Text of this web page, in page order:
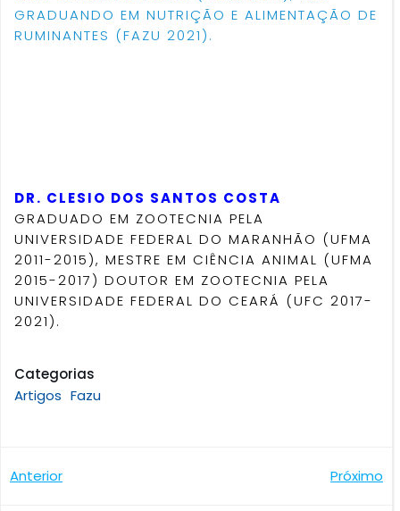
GRADUANDO EM NUTRIÇÃO E ALIMENTAÇÃO DE
RUMINANTES (FAZU 2021).
DR. CLESIO DOS SANTOS COSTA
GRADUADO EM ZOOTECNIA PELA
UNIVERSIDADE FEDERAL DO MARANHÃO (UFMA
2011-2015), MESTRE EM CIÊNCIA ANIMAL (UFMA
2015-2017) DOUTOR EM ZOOTECNIA PELA
UNIVERSIDADE FEDERAL DO CEARÁ (UFC 2017-
2021).
Categorias
Artigos Fazu
Navegação
Anterior Próximo